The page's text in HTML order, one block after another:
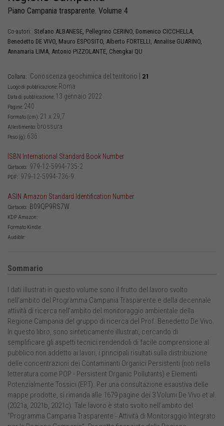
Piano Campania trasparente. Volume 4
Co-autori: Stefano ALBANESE, Pellegrino CERINO, Domenico CICCHELLA,
Benedetto DE VIVO, Mauro ESPOSITO, Alberto FORTELLI, Annalise GUARINO,
Annamaria LIMA, Antonio PIZZOLANTE, Chengkai QU
Collana: Conoscenza geochimica del territorio 21
Luogo di pubblicazione: Roma
Data di pubblicazione: 13 gennaio 2022
Pagine: 240
Formato (cm): 21 x 29,7
Allestimento: brossura
Peso (g): 636
ISBN International Standard Book Number
Cartaceo: 979-12-5994-735-2
PDF: 979-12-5994-736-9
ASIN Amazon Standard Identification Number
Cartaceo: B09QP9RS7W
KDP Amazon:
Formato Kindle:
Audible:
Sommario
I dati illustrati in questo volume sono il frutto del lavoro svolto
nell’ambito del Programma Campania Trasparente e della decennale
attività di ricerca nell’ambito del monitoraggio ambientale della
Regione Campania del gruppo di ricerca del Prof. Benedetto De Vivo.
In questo libro, sono sinteticamente illustrati, cercando di
semplificare gli aspetti tecnici rendendoli di facile comprensione al
pubblico non addetto ai lavori, i principali risultati sulla distribuzione
delle concentrazioni dei Contaminanti Organici Persistenti (noti nella
letteratura come POP - Persistent Organic Pollutants) e Elementi
Potenzialmente Tossici (EPT). Per una consultazione esaustiva delle
mappe prodotte, si rimanda alle 1679 pagine dei 3 Volumi De Vivo et al.
(2021a, 2021b, 2021c). Tale lavoro è stato svolto nell’ambito del
“Programma Campania Trasparente - Attività di Monitoraggio Integrato